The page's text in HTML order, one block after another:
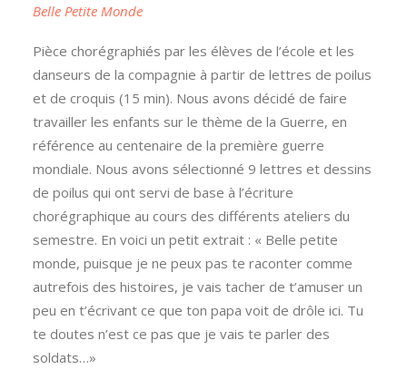
Belle Petite Monde
Pièce chorégraphiés par les élèves de l’école et les
danseurs de la compagnie à partir de lettres de poilus
et de croquis (15 min). Nous avons décidé de faire
travailler les enfants sur le thème de la Guerre, en
référence au centenaire de la première guerre
mondiale. Nous avons sélectionné 9 lettres et dessins
de poilus qui ont servi de base à l’écriture
chorégraphique au cours des différents ateliers du
semestre. En voici un petit extrait : « Belle petite
monde, puisque je ne peux pas te raconter comme
autrefois des histoires, je vais tacher de t’amuser un
peu en t’écrivant ce que ton papa voit de drôle ici. Tu
te doutes n’est ce pas que je vais te parler des
soldats…»